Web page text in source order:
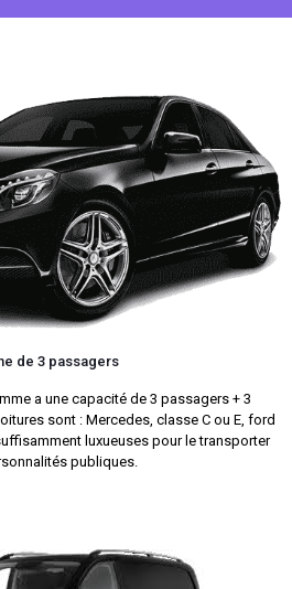
de 3 passagers
a une capacité de 3 passagers + 3
sont : Mercedes, classe C ou E, ford
luxueuses pour le transporter
publiques.